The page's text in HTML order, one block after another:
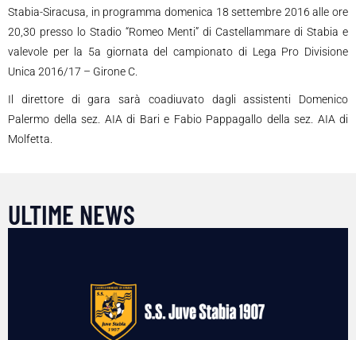
Stabia-Siracusa, in programma domenica 18 settembre 2016 alle ore
20,30 presso lo Stadio “Romeo Menti” di Castellammare di Stabia e
valevole per la 5a giornata del campionato di Lega Pro Divisione
Unica 2016/17 – Girone C.
Il direttore di gara sarà coadiuvato dagli assistenti Domenico
Palermo della sez. AIA di Bari e Fabio Pappagallo della sez. AIA di
Molfetta.
ULTIME NEWS